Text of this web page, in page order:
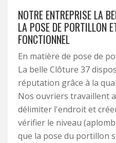
NOTRE ENTREPRISE LA
LA POSE DE PORTILLON
FONCTIONNEL
En matière de pose de
La belle Clôture 37
réputation grâce à la
Nos ouvriers travaillent
délimiter l'endroit et
vérifier le niveau
que la pose du portillon